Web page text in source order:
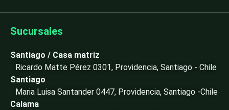
k
n
i
Sucursales
Santiago / Casa matriz
Ricardo Matte Pérez 0301, Providencia, Santiago - Chile
Santiago
Maria Luisa Santander 0447, Providencia, Santiago -Chile
Calama